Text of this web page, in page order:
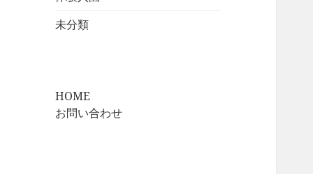
未分類
HOME
お問い合わせ